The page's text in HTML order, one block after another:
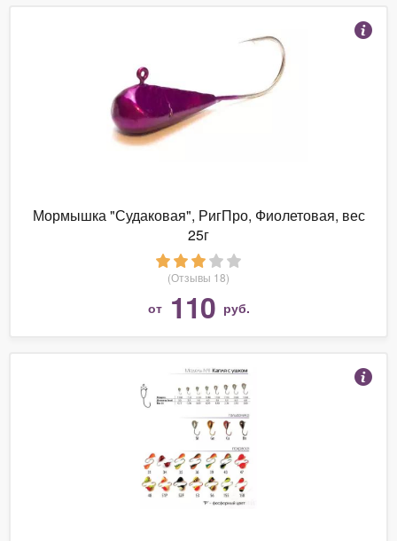
Мормышка "Судаковая", РигПро, Фиолетовая, вес
25г
(Отзывы 18)
от 110 руб.